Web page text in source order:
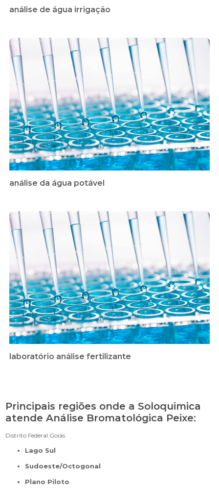
análise de água irrigação
análise da água potável
laboratório análise fertilizante
Principais regiões onde a Soloquimica
atende Análise Bromatológica Peixe:
Distrito Federal Goiás
Lago Sul
Sudoeste/Octogonal
Plano Piloto